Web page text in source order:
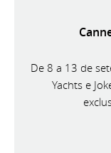
De 8 a 13 de
Yachts e